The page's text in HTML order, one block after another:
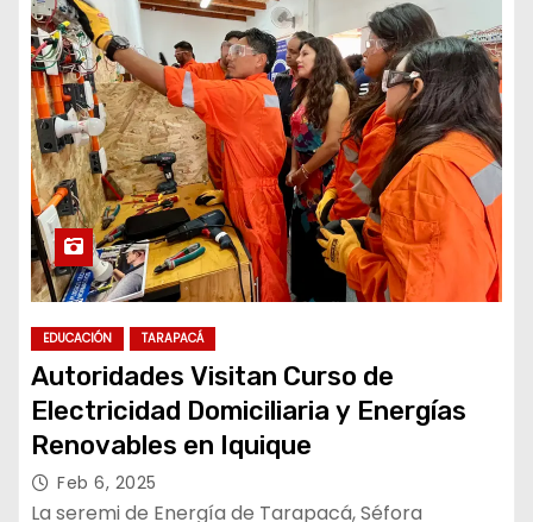
EDUCACIÓN TARAPACÁ
Autoridades Visitan Curso de
Electricidad Domiciliaria y Energías
Renovables en Iquique
Feb 6, 2025
La seremi de Energía de Tarapacá, Séfora